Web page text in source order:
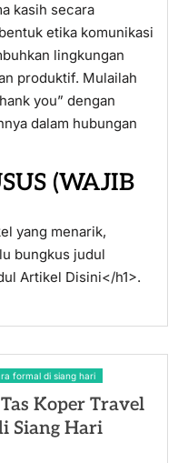
kasih secara
etika komunikasi
lingkungan
produktif. Mulailah
you” dengan
dalam hubungan
(WAJIB
yang menarik,
bungkus judul
Artikel Disini</h1>.
formal di siang hari
Koper Travel
Siang Hari